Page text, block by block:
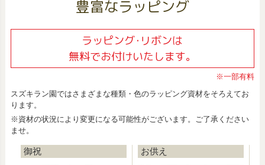
豊富なラッピング
ラッピング･リボンは
無料でお付けいたします。
※一部有料
スズキラン園ではさまざまな種類・色のラッピング資材をそろえてお
ります。
※資材の状況により変更になる可能性がございます。ご了承ください
ませ。
御祝 お供え